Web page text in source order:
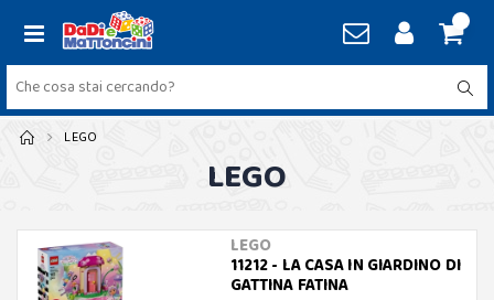
LEGO
LEGO
LEGO
11212 - LA CASA IN GIARDINO DI
GATTINA FATINA